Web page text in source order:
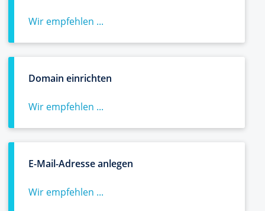
Wir empfehlen ...
Domain einrichten
Wir empfehlen ...
E-Mail-Adresse anlegen
Wir empfehlen ...